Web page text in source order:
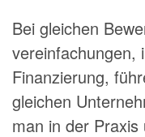
Bei gleichen
vereinfachungen,
Finanzierung,
gleichen
man in der